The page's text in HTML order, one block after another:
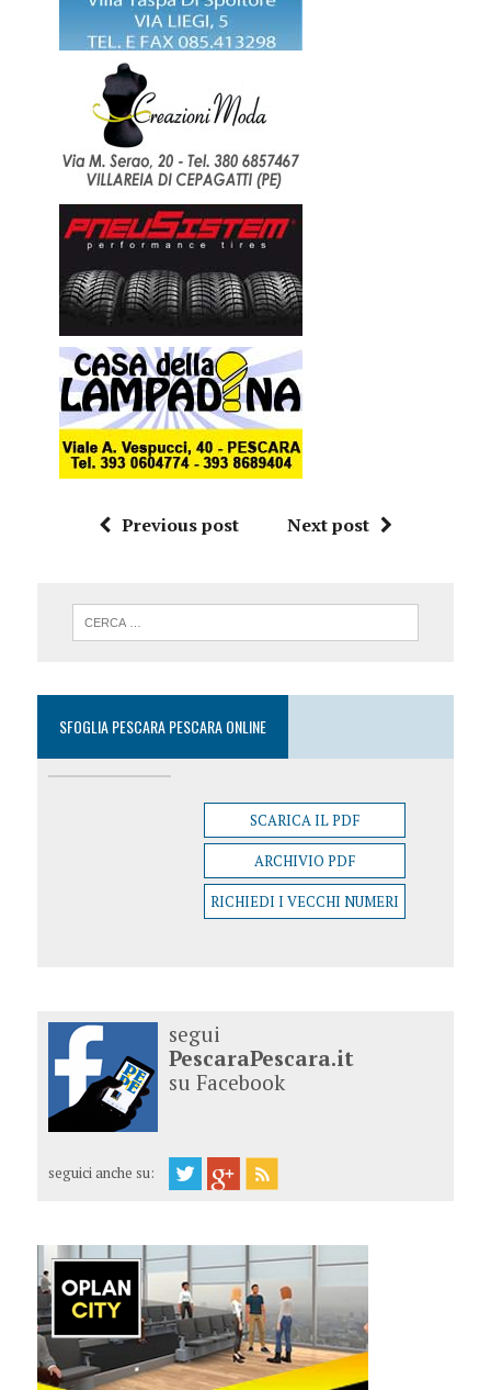
Previous post Next post
SFOGLIA PESCARA PESCARA ONLINE
SCARICA IL PDF
ARCHIVIO PDF
RICHIEDI I VECCHI NUMERI
segui
PescaraPescara.it
su Facebook
seguici anche su: